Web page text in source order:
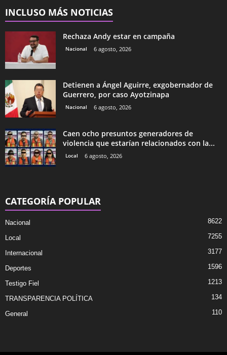
INCLUSO MÁS NOTICIAS
Rechaza Andy estar en campaña
Nacional 6 agosto, 2026
Detienen a Ángel Aguirre, exgobernador de
Guerrero, por caso Ayotzinapa
Nacional 6 agosto, 2026
Caen ocho presuntos generadores de
violencia que estarían relacionados con la...
Local 6 agosto, 2026
CATEGORÍA POPULAR
Nacional 8622
Local 7255
Internacional 3177
Deportes 1596
Testigo Fiel 1213
TRANSPARENCIA POLÍTICA 134
General 110